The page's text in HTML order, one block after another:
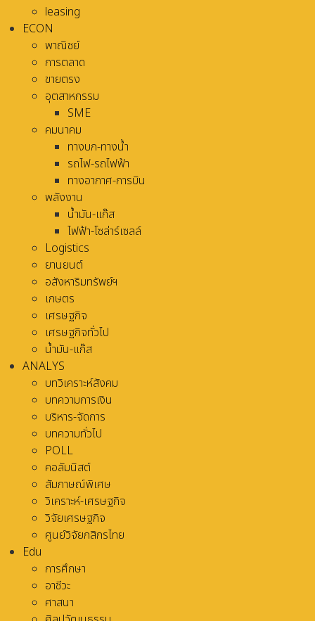
leasing
ECON
พาณิชย์
การตลาด
ขายตรง
อุตสาหกรรม
SME
คมนาคม
ทางบก-ทางน้ำ
รถไฟ-รถไฟฟ้า
ทางอากาศ-การบิน
พลังงาน
น้ำมัน-แก๊ส
ไฟฟ้า-โซล่าร์เซลล์
Logistics
ยานยนต์
อสังหาริมทรัพย์ฯ
เกษตร
เศรษฐกิจ
เศรษฐกิจทั่วไป
น้ำมัน-แก๊ส
ANALYS
บทวิเคราะห์สังคม
บทความการเงิน
บริหาร-จัดการ
บทความทั่วไป
POLL
คอลัมนิสต์
สัมภาษณ์พิเศษ
วิเคราะห์-เศรษฐกิจ
วิจัยเศรษฐกิจ
ศูนย์วิจัยกสิกรไทย
Edu
การศึกษา
อาชีวะ
ศาสนา